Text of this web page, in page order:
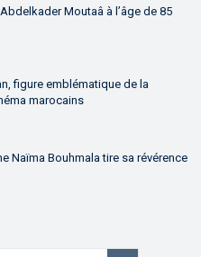
Moutaâ à l’âge de 85
figure emblématique de la
marocains
Naïma Bouhmala tire sa révérence